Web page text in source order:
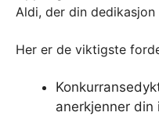
Aldi, der din
Her er de viktigste
anerkjenner din